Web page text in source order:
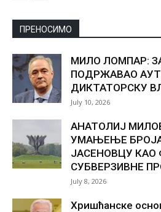
ПРЕНОСИМО
МИЛО ЛОМПАР:
ПОДРЖАВАО
ДИКТАТОРСКУ
July 10, 2026
АНАТОЛИЈ
УМАЊЕЊЕ
ЈАСЕНОВЦУ
СУБВЕРЗИВНЕ
July 8, 2026
Хришћанске